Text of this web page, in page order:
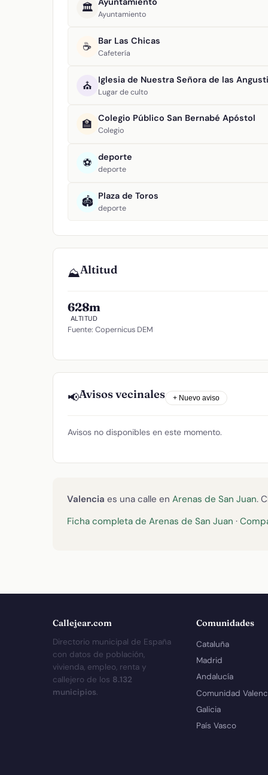
🏛️ Ayuntamiento
☕ Bar Las Chicas
Cafetería
⛪ Iglesia de Nuestra Señora de las
Lugar de culto
🏫 Colegio Público San Bernabé Apóstol
Colegio
⚽ deporte
deporte
🏟️ Plaza de Toros
deporte
⛰️Altitud
628m
ALTITUD
Fuente: Copernicus DEM
📢Avisos vecinales + Nuevo aviso
Avisos no disponibles en este momento.
Valencia es una calle en Arenas de San Juan.
Ficha completa de Arenas de San Juan ·
Callejear.com
Directorio municipal de España
con datos de población,
vivienda, empleo, renta y
callejero de los 8.132
municipios.
Comunidades
Cataluña
Madrid
Andalucía
Comunidad
Galicia
País Vasco